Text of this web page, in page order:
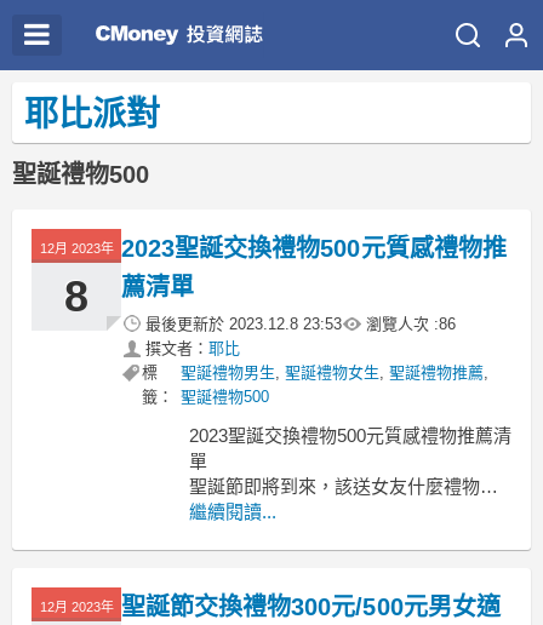
耶比派對
聖誕禮物500
12月 2023年
8
2023聖誕交換禮物500元質感禮物推
薦清單
最後更新於 2023.12.8 23:53 瀏覽人次 :86
撰文者： 耶比
標
籤：
聖誕禮物男生, 聖誕禮物女生, 聖誕禮物推薦,
聖誕禮物500
2023聖誕交換禮物500元質感禮物推薦清
單
聖誕節即將到來，該送女友什麼禮物比
較好呢?交換禮物500
薦 500元3c產品 交換禮物排行榜 500元
交換禮物男女 交換禮物第一名 聖誕節禮
繼續閱讀...
12月 2023年 聖誕節交換禮物300元/500元男女適